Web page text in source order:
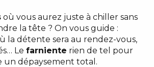
où vous aurez juste à chiller sans
la tête ? On vous guide :
la détente sera au rendez-vous,
Le farniente rien de tel pour
un dépaysement total.